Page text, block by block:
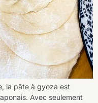
la pâte à gyoza est
Avec seulement